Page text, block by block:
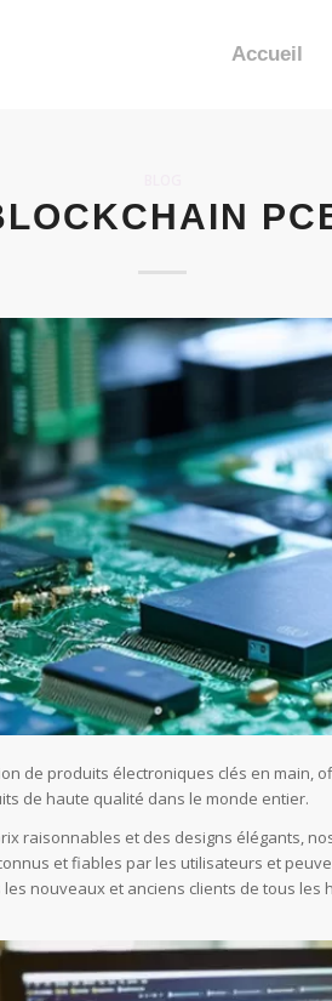
Accueil
de produits électroniques clés en main,
de haute qualité dans le monde entier.
raisonnables et des designs élégants,
et fiables par les utilisateurs et
nouveaux et anciens clients de tous